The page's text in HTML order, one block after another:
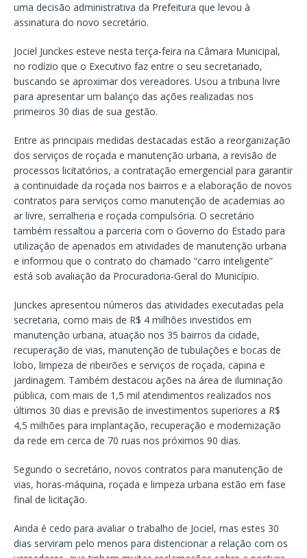
uma decisão administrativa da Prefeitura que levou à
assinatura do novo secretário.
Jociel Junckes esteve nesta terça-feira na Câmara Municipal,
no rodízio que o Executivo faz entre o seu secretariado,
buscando se aproximar dos vereadores. Usou a tribuna livre
para apresentar um balanço das ações realizadas nos
primeiros 30 dias de sua gestão.
Entre as principais medidas destacadas estão a reorganização
dos serviços de roçada e manutenção urbana, a revisão de
processos licitatórios, a contratação emergencial para garantir
a continuidade da roçada nos bairros e a elaboração de novos
contratos para serviços como manutenção de academias ao
ar livre, serralheria e roçada compulsória. O secretário
também ressaltou a parceria com o Governo do Estado para
utilização de apenados em atividades de manutenção urbana
e informou que o contrato do chamado “carro inteligente”
está sob avaliação da Procuradoria-Geral do Município.
Junckes apresentou números das atividades executadas pela
secretaria, como mais de R$ 4 milhões investidos em
manutenção urbana, atuação nos 35 bairros da cidade,
recuperação de vias, manutenção de tubulações e bocas de
lobo, limpeza de ribeirões e serviços de roçada, capina e
jardinagem. Também destacou ações na área de iluminação
pública, com mais de 1,5 mil atendimentos realizados nos
últimos 30 dias e previsão de investimentos superiores a R$
4,5 milhões para implantação, recuperação e modernização
da rede em cerca de 70 ruas nos próximos 90 dias.
Segundo o secretário, novos contratos para manutenção de
vias, horas-máquina, roçada e limpeza urbana estão em fase
final de licitação.
Ainda é cedo para avaliar o trabalho de Jociel, mas estes 30
dias serviram pelo menos para distencionar a relação com os